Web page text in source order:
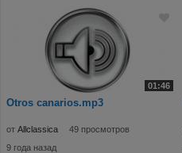
01:46
Otros canarios.mp3
от Allclassica
49 просмотров
9 года назад